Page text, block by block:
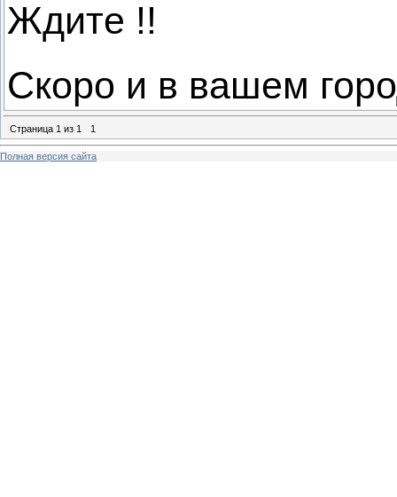
Ждите !!
Скоро и в вашем
Страница 1 из 1 1
Полная версия сайта